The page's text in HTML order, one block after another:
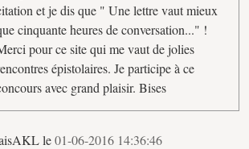
et je dis que " Une lettre vaut mieux
cinquante heures de conversation..." !
pour ce site qui me vaut de jolies
épistolaires. Je participe à ce
avec grand plaisir. Bises
le01-06-2016 14:36:46